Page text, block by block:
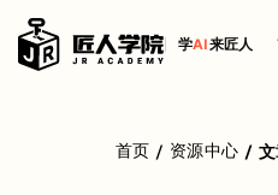
学AI来匠人
UQ 5 月 28 日两条方向完全不同的
首页 / 资源中心 /